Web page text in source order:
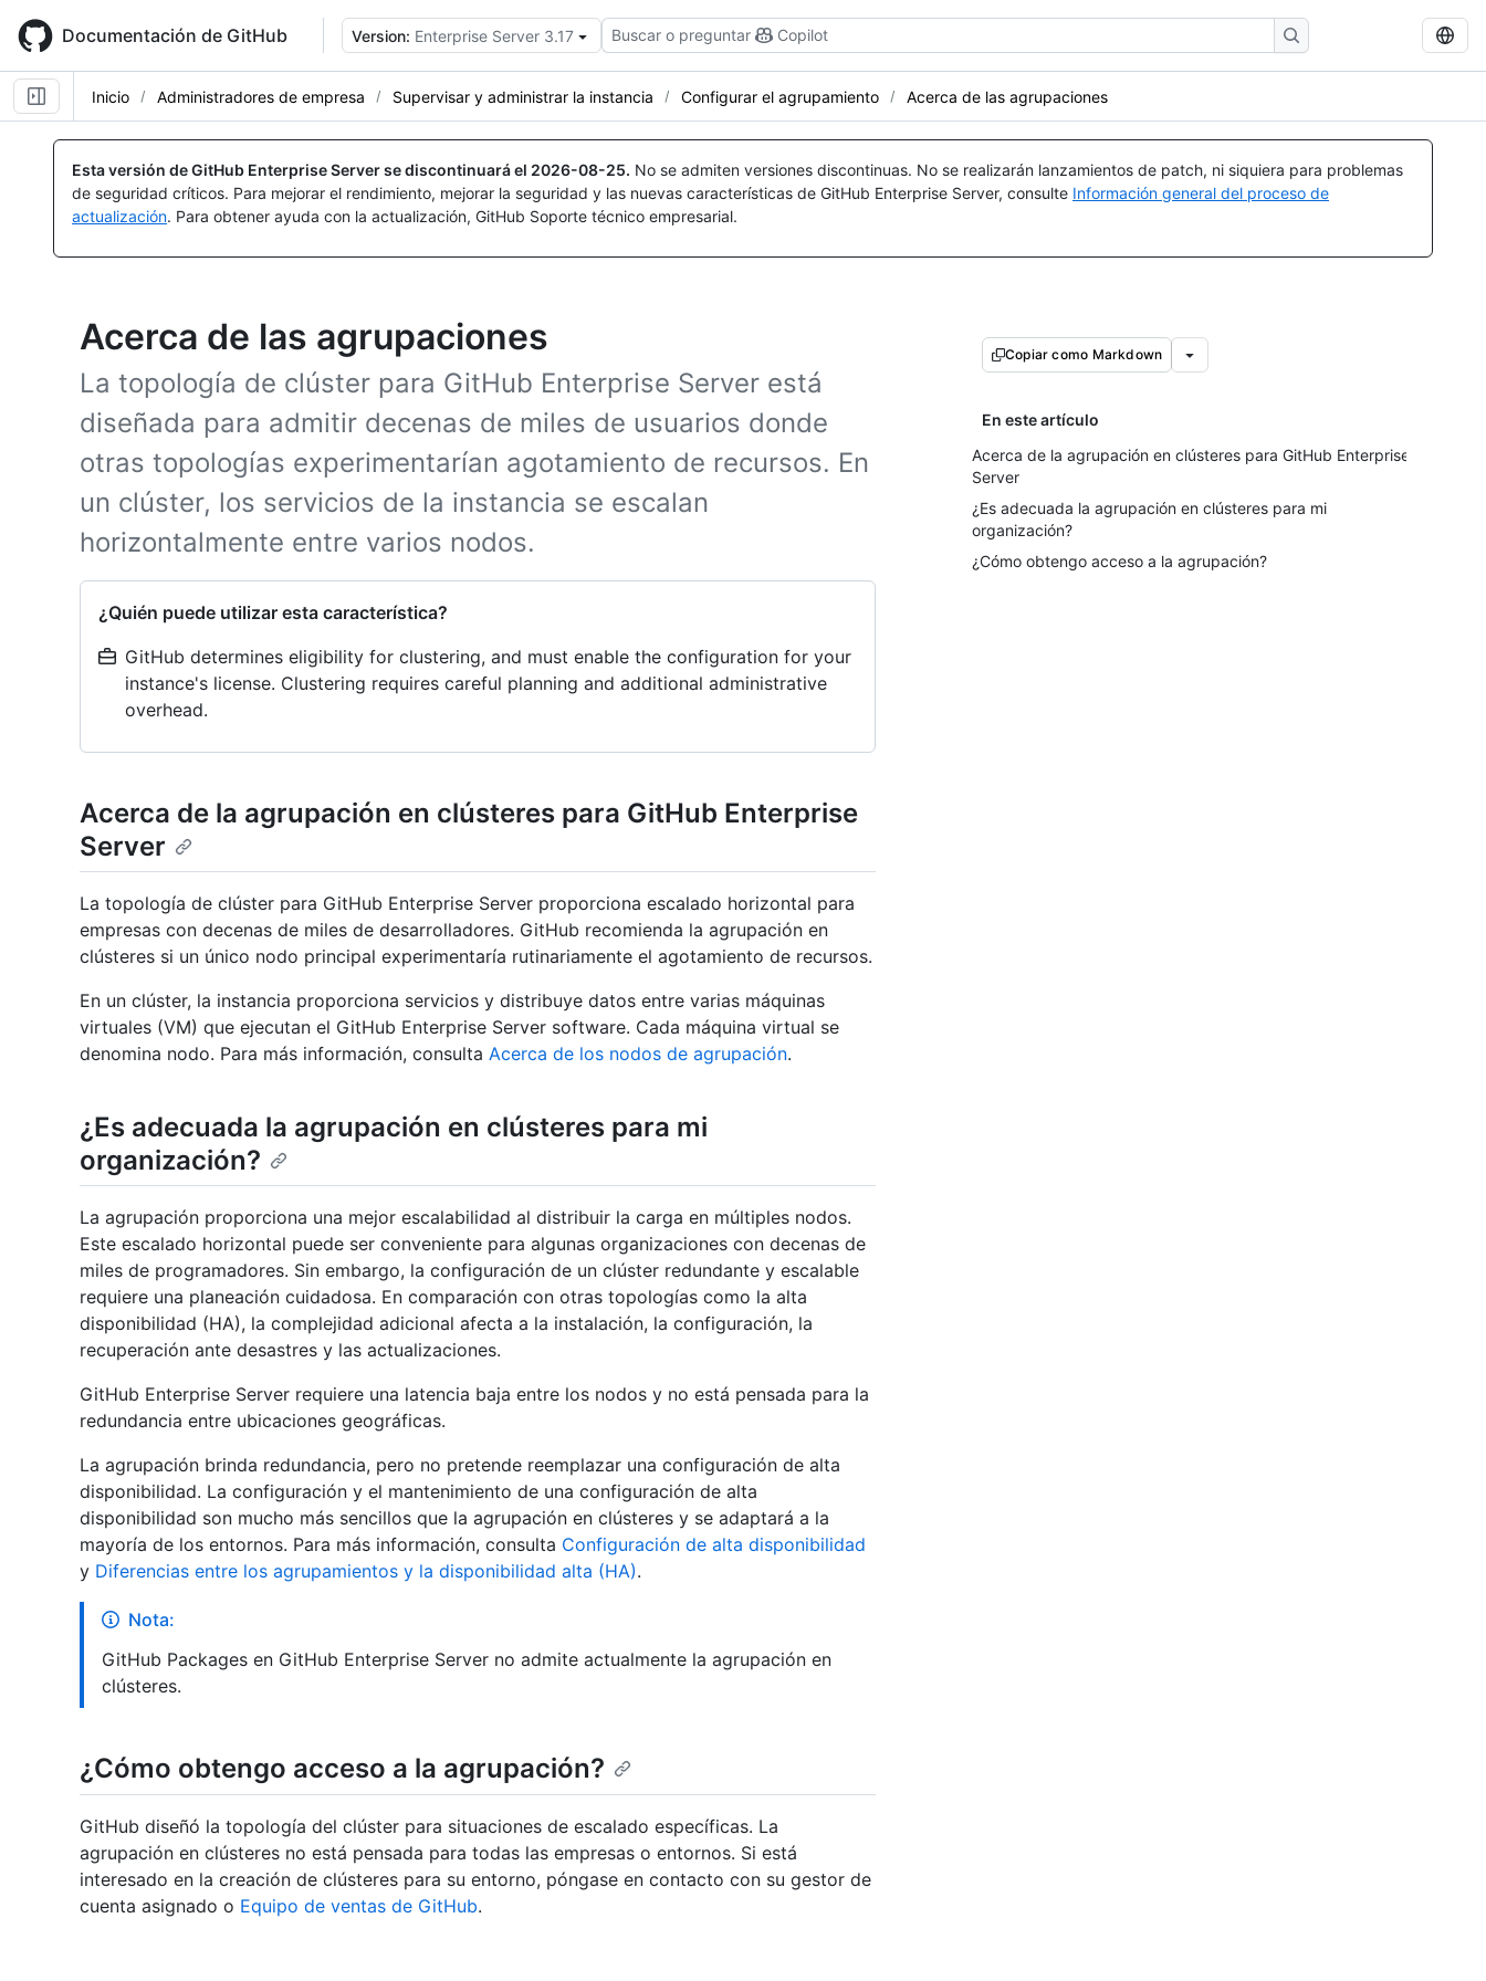
main
content
Documentación de GitHub Version: Enterprise Server 3.17 Buscar o preguntar Copilot
Inicio Administradores de empresa Supervisar y administrar la instancia Configurar el agrupamiento Acerca de las agrupaciones
Esta versión de GitHub Enterprise Server se discontinuará el 2026-08-25. No se admiten versiones discontinuas. No se realizarán lanzamientos de patch, ni siquiera para problemas
de seguridad críticos. Para mejorar el rendimiento, mejorar la seguridad y las nuevas características de GitHub Enterprise Server, consulte Información general del proceso de
actualización. Para obtener ayuda con la actualización, GitHub Soporte técnico empresarial.
Acerca de las agrupaciones
La topología de clúster para GitHub Enterprise Server está
diseñada para admitir decenas de miles de usuarios donde
otras topologías experimentarían agotamiento de recursos. En
un clúster, los servicios de la instancia se escalan
horizontalmente entre varios nodos.
¿Quién puede utilizar esta característica?
GitHub determines eligibility for clustering, and must enable the configuration for your
instance's license. Clustering requires careful planning and additional administrative
overhead.
Copiar como Markdown
En este artículo
Acerca de la agrupación en clústeres para GitHub Enterprise
Server
¿Es adecuada la agrupación en clústeres para mi
organización?
¿Cómo obtengo acceso a la agrupación?
Acerca de la agrupación en clústeres para GitHub Enterprise
Server
La topología de clúster para GitHub Enterprise Server proporciona escalado horizontal para
empresas con decenas de miles de desarrolladores. GitHub recomienda la agrupación en
clústeres si un único nodo principal experimentaría rutinariamente el agotamiento de recursos.
En un clúster, la instancia proporciona servicios y distribuye datos entre varias máquinas
virtuales (VM) que ejecutan el GitHub Enterprise Server software. Cada máquina virtual se
denomina nodo. Para más información, consulta Acerca de los nodos de agrupación.
¿Es adecuada la agrupación en clústeres para mi
organización?
La agrupación proporciona una mejor escalabilidad al distribuir la carga en múltiples nodos.
Este escalado horizontal puede ser conveniente para algunas organizaciones con decenas de
miles de programadores. Sin embargo, la configuración de un clúster redundante y escalable
requiere una planeación cuidadosa. En comparación con otras topologías como la alta
disponibilidad (HA), la complejidad adicional afecta a la instalación, la configuración, la
recuperación ante desastres y las actualizaciones.
GitHub Enterprise Server requiere una latencia baja entre los nodos y no está pensada para la
redundancia entre ubicaciones geográficas.
La agrupación brinda redundancia, pero no pretende reemplazar una configuración de alta
disponibilidad. La configuración y el mantenimiento de una configuración de alta
disponibilidad son mucho más sencillos que la agrupación en clústeres y se adaptará a la
mayoría de los entornos. Para más información, consulta Configuración de alta disponibilidad
y Diferencias entre los agrupamientos y la disponibilidad alta (HA).
Nota:
GitHub Packages en GitHub Enterprise Server no admite actualmente la agrupación en
clústeres.
¿Cómo obtengo acceso a la agrupación?
GitHub diseñó la topología del clúster para situaciones de escalado específicas. La
agrupación en clústeres no está pensada para todas las empresas o entornos. Si está
interesado en la creación de clústeres para su entorno, póngase en contacto con su gestor de
cuenta asignado o Equipo de ventas de GitHub.